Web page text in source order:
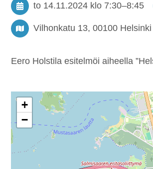
to 14.11.2024 klo 7:30–8:45
Vilhonkatu 13, 00100 Helsinki
Eero Holstila esitelmöi aiheella
+
−